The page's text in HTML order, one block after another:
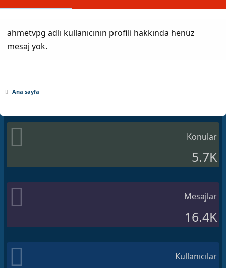
ahmetvpg adlı kullanıcının profili hakkında henüz
mesaj yok.
Ana sayfa
Konular
5.7K
Mesajlar
16.4K
Kullanıcılar